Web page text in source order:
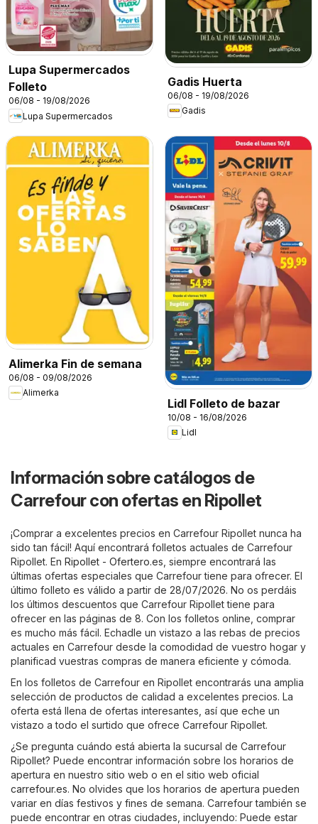
Lupa Supermercados
Folleto
06/08 - 19/08/2026
Lupa Supermercados
Gadis Huerta
06/08 - 19/08/2026
Gadis
Alimerka Fin de semana
06/08 - 09/08/2026
Alimerka
Lidl Folleto de bazar
10/08 - 16/08/2026
Lidl
Información sobre catálogos de
Carrefour con ofertas en Ripollet
¡Comprar a excelentes precios en Carrefour Ripollet nunca ha
sido tan fácil! Aquí encontrará folletos actuales de Carrefour
Ripollet. En Ripollet - Ofertero.es , siempre encontrará las
últimas ofertas especiales que Carrefour tiene para ofrecer. El
último folleto es válido a partir de 28/07/2026. No os perdáis
los últimos descuentos que Carrefour Ripollet tiene para
ofrecer en las páginas de 8. Con los folletos online, comprar
es mucho más fácil. Echadle un vistazo a las rebas de precios
actuales en Carrefour desde la comodidad de vuestro hogar y
planificad vuestras compras de manera eficiente y cómoda.
En los folletos de Carrefour en Ripollet encontrarás una amplia
selección de productos de calidad a excelentes precios. La
oferta está llena de ofertas interesantes, así que eche un
vistazo a todo el surtido que ofrece Carrefour Ripollet.
¿Se pregunta cuándo está abierta la sucursal de Carrefour
Ripollet? Puede encontrar información sobre los horarios de
apertura en nuestro sitio web o en el sitio web oficial
carrefour.es. No olvides que los horarios de apertura pueden
variar en días festivos y fines de semana. Carrefour también se
puede encontrar en otras ciudades, incluyendo: Puede estar